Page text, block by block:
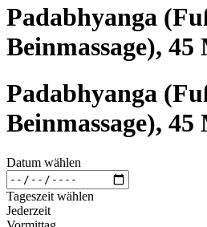
Padabhyanga
Beinmassage), 45
Padabhyanga
Beinmassage), 45
Datum wählen
Tageszeit wählen
Jederzeit